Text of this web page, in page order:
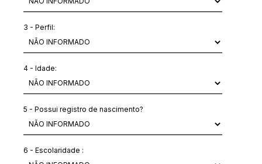
3 - Perfil:
4 - Idade:
5 - Possui registro de nascimento?
6 - Escolaridade :